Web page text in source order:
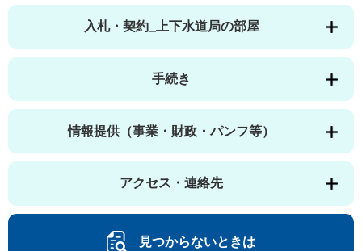
入札・契約_上下水道局の部屋
手続き
情報提供（事業・財政・パンフ等）
アクセス・連絡先
見つからないときは